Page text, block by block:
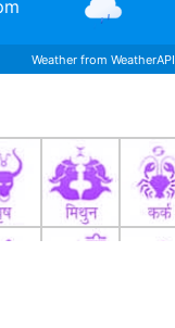
on Instagram
Weather from WeatherAPI